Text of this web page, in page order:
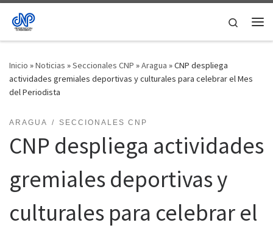
Saltar al contenido
Search
Inicio »Noticias »Seccionales CNP »Aragua »CNP despliega
actividades gremiales deportivas y culturales para celebrar el Mes
del Periodista
ARAGUA SECCIONALES CNP
CNP despliega actividades
gremiales deportivas y
culturales para celebrar el